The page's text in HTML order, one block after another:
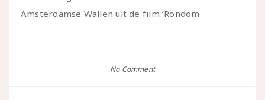
Amsterdamse Wallen uit de film ‘Rondom
No Comment